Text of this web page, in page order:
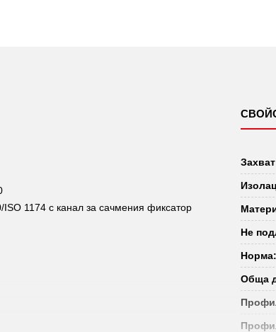
1174 с канал за сачмения фиксатор
Не
Норма:
Обща